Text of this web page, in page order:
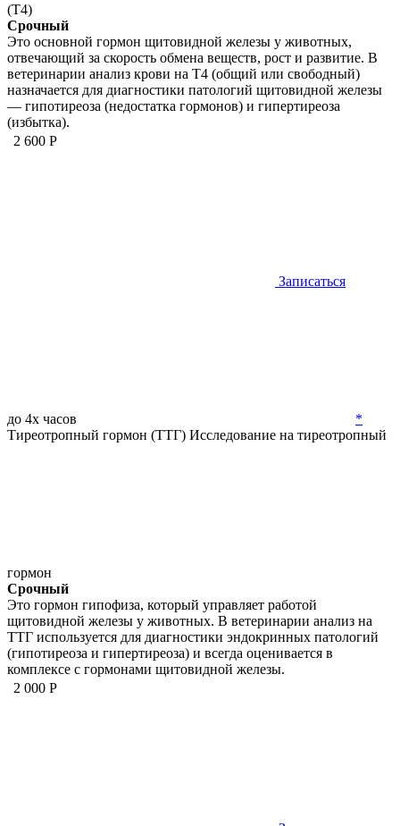
(Т4)
Срочный
Это основной гормон щитовидной железы у животных,
отвечающий за скорость обмена веществ, рост и развитие. В
ветеринарии анализ крови на Т4 (общий или свободный)
назначается для диагностики патологий щитовидной железы
— гипотиреоза (недостатка гормонов) и гипертиреоза
(избытка).
2 600 Р
Записаться
до 4х часов
*
Тиреотропный гормон (ТТГ) Исследование на тиреотропный
гормон
Срочный
Это гормон гипофиза, который управляет работой
щитовидной железы у животных. В ветеринарии анализ на
ТТГ используется для диагностики эндокринных патологий
(гипотиреоза и гипертиреоза) и всегда оценивается в
комплексе с гормонами щитовидной железы.
2 000 Р